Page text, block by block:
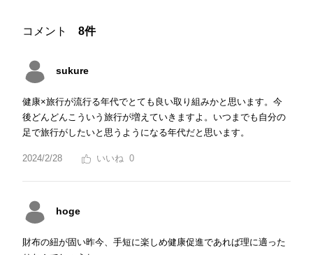
コメント 8件
sukure
健康×旅行が流行る年代でとても良い取り組みかと思います。今
後どんどんこういう旅行が増えていきますよ。いつまでも自分の
足で旅行がしたいと思うようになる年代だと思います。
2024/2/28 0
hoge
財布の紐が固い昨今、手短に楽しめ健康促進であれば理に適った